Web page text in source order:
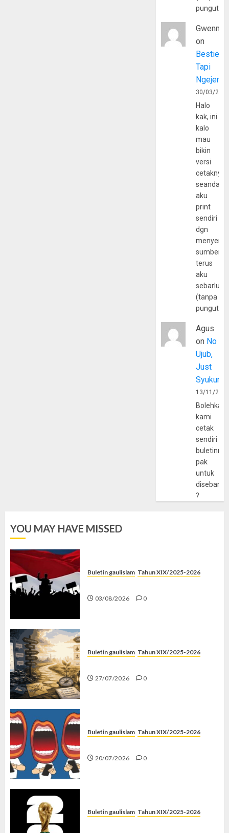
Gwenny
on
Bestie
Tapi
30/03/
Halo
kak, ini
kalo
mau
bikin
versi
cetaknya
aku
print
sendiri
dgn
sumber
terus
aku
(tanpa
Agus
on No
Ujub,
Just
Syukur
13/11/
Bolehkah
kami
cetak
sendiri
pak
untuk
?
YOU MAY HAVE MISSED
Buletin gaulislam Tahun XIX/2025-2026
03/08/2026 0
Buletin gaulislam Tahun XIX/2025-2026
27/07/2026 0
Buletin gaulislam Tahun XIX/2025-2026
20/07/2026 0
Buletin gaulislam Tahun XIX/2025-2026